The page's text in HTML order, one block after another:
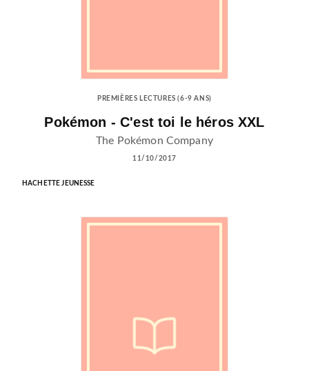
PREMIÈRES LECTURES (6-9 ANS)
Pokémon - C'est toi le héros XXL
The Pokémon Company
11/10/2017
HACHETTE JEUNESSE